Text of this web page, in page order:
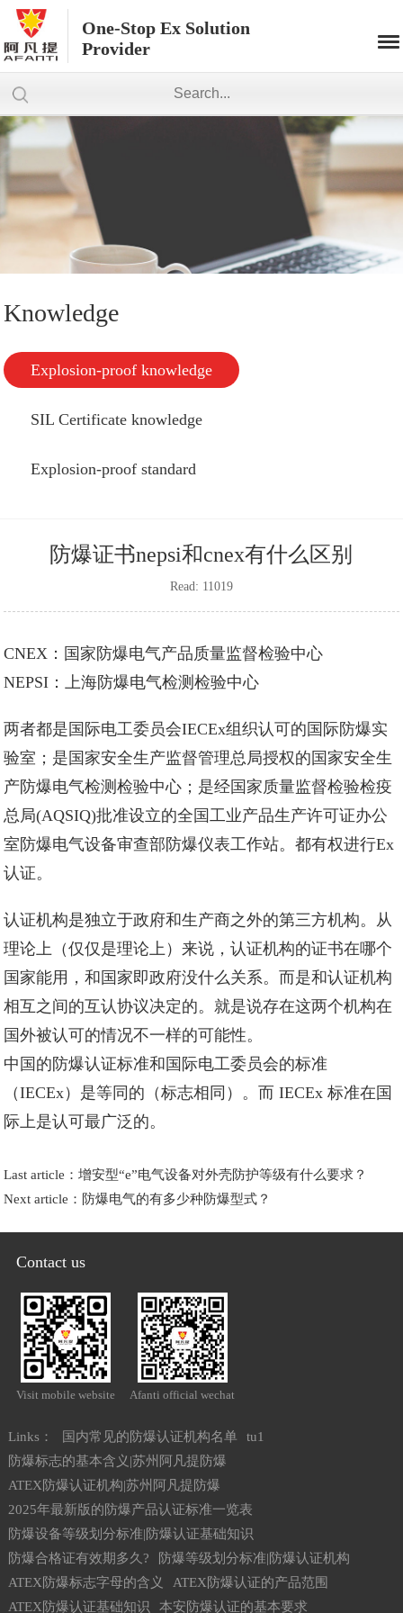
One-Stop Ex Solution
Provider
Knowledge
Explosion-proof knowledge
SIL Certificate knowledge
Explosion-proof standard
防爆证书nepsi和cnex有什么区别
Read: 11019
CNEX：国家防爆电气产品质量监督检验中心
NEPSI：上海防爆电气检测检验中心
两者都是国际电工委员会IECEx组织认可的国际防爆实
验室；是国家安全生产监督管理总局授权的国家安全生
产防爆电气检测检验中心；是经国家质量监督检验检疫
总局(AQSIQ)批准设立的全国工业产品生产许可证办公
室防爆电气设备审查部防爆仪表工作站。都有权进行Ex
认证。
认证机构是独立于政府和生产商之外的第三方机构。从
理论上（仅仅是理论上）来说，认证机构的证书在哪个
国家能用，和国家即政府没什么关系。而是和认证机构
相互之间的互认协议决定的。就是说存在这两个机构在
国外被认可的情况不一样的可能性。
中国的防爆认证标准和国际电工委员会的标准
（IECEx）是等同的（标志相同）。而 IECEx 标准在国
际上是认可最广泛的。
Last article：增安型“e”电气设备对外壳防护等级有什么要求？
Next article： 防爆电气的有多少种防爆型式？
Contact us
Visit mobile website Afanti official wechat
Links： 国内常见的防爆认证机构名单
tu1
防爆标志的基本含义|苏州阿凡提防爆
ATEX防爆认证机构|苏州阿凡提防爆
2025年最新版的防爆产品认证标准一览表
防爆设备等级划分标准|防爆认证基础知识
防爆合格证有效期多久?
防爆等级划分标准|防爆认证机构
ATEX防爆标志字母的含义
ATEX防爆认证的产品范围
ATEX防爆认证基础知识
本安防爆认证的基本要求